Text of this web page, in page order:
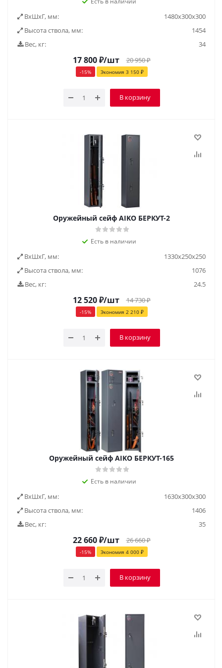
ВxШxГ, мм:
1480x300x300
Высота ствола, мм:
1454
Вес, кг:
34
17 800₽/шт 20 950₽
-15% Экономия 3 150₽
В корзину
Оружейный сейф AIKO БЕРКУТ-2
Есть в наличии
ВxШxГ, мм:
1330x250x250
Высота ствола, мм:
1076
Вес, кг:
24.5
12 520₽/шт 14 730₽
-15% Экономия 2 210₽
В корзину
Оружейный сейф AIKO БЕРКУТ-165
Есть в наличии
ВxШxГ, мм:
1630x300x300
Высота ствола, мм:
1406
Вес, кг:
35
22 660₽/шт 26 660₽
-15% Экономия 4 000₽
В корзину